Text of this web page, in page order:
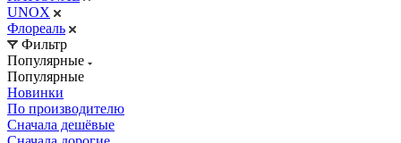
UNOX
Флореаль
Фильтр
Популярные
Популярные
Новинки
По производителю
Сначала дешёвые